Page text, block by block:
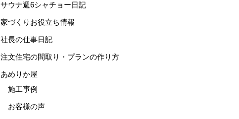
サウナ週6シャチョー日記
家づくりお役立ち情報
社長の仕事日記
注文住宅の間取り・プランの作り方
あめりか屋
施工事例
お客様の声